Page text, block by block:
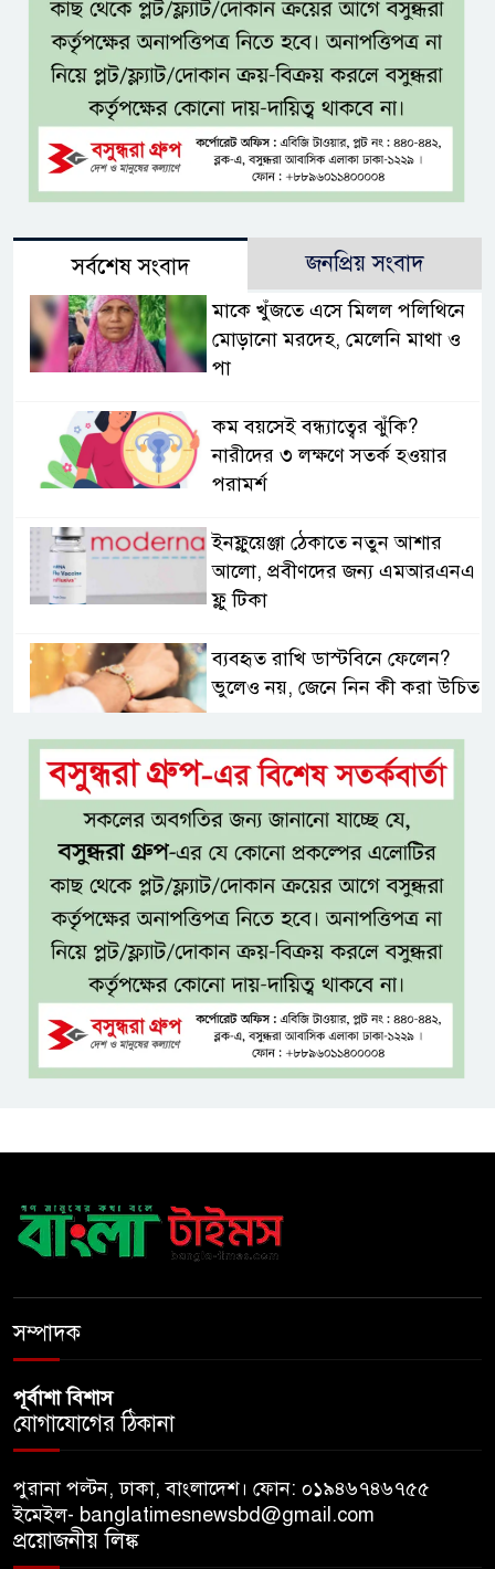
সর্বশেষ সংবাদ জনপ্রিয় সংবাদ
মাকে খুঁজতে এসে মিলল পলিথিনে
মোড়ানো মরদেহ, মেলেনি মাথা ও
পা
কম বয়সেই বন্ধ্যাত্বের ঝুঁকি?
নারীদের ৩ লক্ষণে সতর্ক হওয়ার
পরামর্শ
ইনফ্লুয়েঞ্জা ঠেকাতে নতুন আশার
আলো, প্রবীণদের জন্য এমআরএনএ
ফ্লু টিকা
ব্যবহৃত রাখি ডাস্টবিনে ফেলেন?
ভুলেও নয়, জেনে নিন কী করা উচিত
বেসরকারি জ্বালানি তেল আমদানিতে
বিশেষ সুবিধার অভিযোগ ভিত্তিহীন:
জ্বালানি বিভাগ
শেখ হাসিনা চাইলেই কি দেশে
ফিরতে পারবেন?
বসুন্ধরায় অ্যামেচার মার্শাল আর্টের
জমজমাট আসর
‘হাসিনা কার্ড’ ব্যবহার করে ভারতের
দেশকে এগিয়ে নিতে হবে: প্রধানমন্ত্রী
সম্পাদক
পূর্বাশা বিশাস
যোগাযোগের ঠিকানা
পুরানা পল্টন, ঢাকা, বাংলাদেশ। ফোন: ০১৯৪৬৭৪৬৭৫৫
ইমেইল- banglatimesnewsbd@gmail.com
প্রয়োজনীয় লিঙ্ক